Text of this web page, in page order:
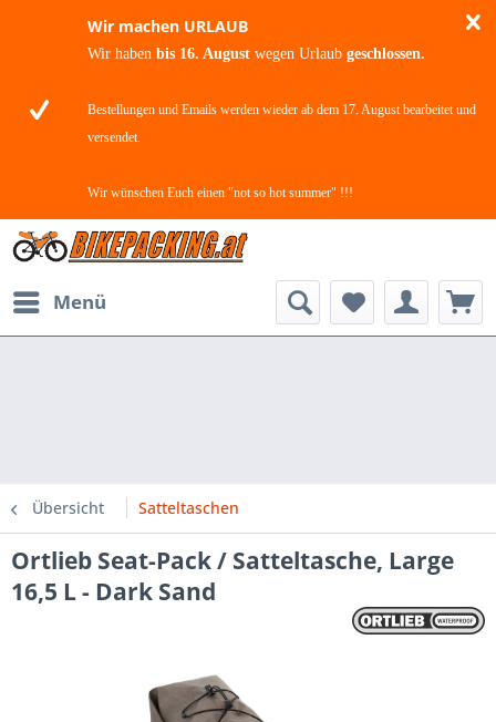
Wir machen URLAUB
Wir haben bis 16. August wegen Urlaub geschlossen.
Bestellungen und Emails werden wieder ab dem 17. August bearbeitet und
versendet.
Wir wünschen Euch einen "not so hot summer" !!!
Menü
Übersicht Satteltaschen
Ortlieb Seat-Pack / Satteltasche, Large
16,5 L - Dark Sand